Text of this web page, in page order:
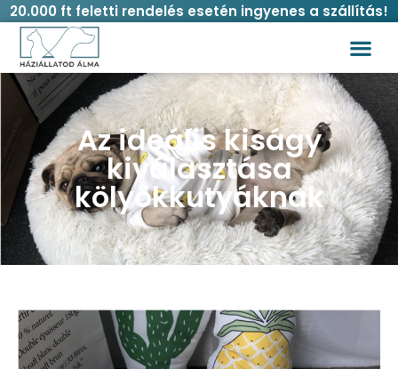
20.000 ft feletti rendelés esetén ingyenes a szállítás!
Az ideális kiságy
kiválasztása
kölyökkutyáknak